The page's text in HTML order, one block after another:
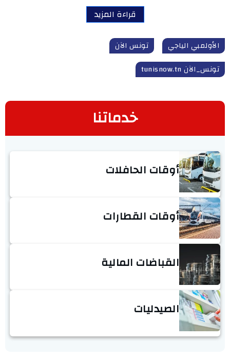
قراءة المزيد
الأولمبي الياجي
تونس الآن
تونس_الآن tunisnow.tn
خدماتنا
أوقات الحافلات
أوقات القطارات
القباضات المالية
الصيدليات